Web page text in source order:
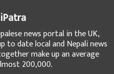
news portal in the UK,
to date local and Nepali news
make up an average
200,000.